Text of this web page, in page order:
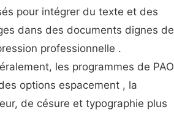
pour intégrer du texte et des
dans des documents dignes de
professionnelle .
les programmes de PAO
options espacement , la
de césure et typographie plus